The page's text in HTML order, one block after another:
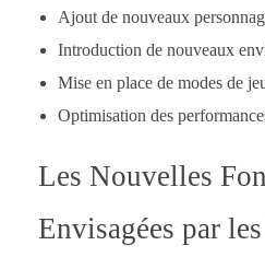
Ajout de nouveaux
Introduction de nouveaux
Mise en place de modes de
Optimisation des
Les Nouvelles
Envisagées par